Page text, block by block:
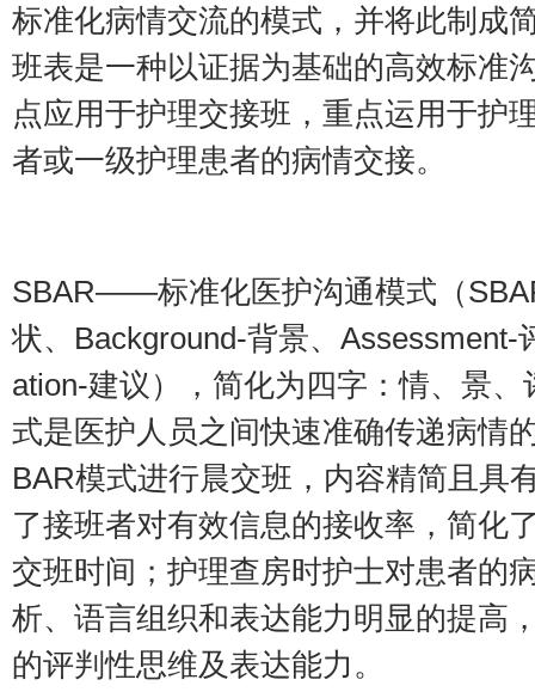
标准化病情交流的模式，并将此制成
班表是一种以证据为基础的高效标准
点应用于护理交接班，重点运用于护
者或一级护理患者的病情交接。
SBAR——标准化医护沟通模式（
状、Background-背景、Assessment-
ation-建议），简化为四字：情、景
式是医护人员之间快速准确传递病情
BAR模式进行晨交班，内容精简且具
了接班者对有效信息的接收率，简化
交班时间；护理查房时护士对患者的
析、语言组织和表达能力明显的提高
的评判性思维及表达能力。